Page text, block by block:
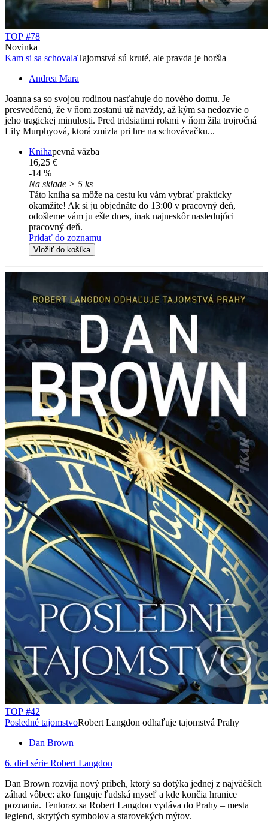
TOP #78
Novinka
Kam si sa schovalaTajomstvá sú kruté, ale pravda je horšia
Andrea Mara
Joanna sa so svojou rodinou nasťahuje do nového domu. Je
presvedčená, že v ňom zostanú už navždy, až kým sa nedozvie o
jeho tragickej minulosti. Pred tridsiatimi rokmi v ňom žila trojročná
Lily Murphyová, ktorá zmizla pri hre na schovávačku...
Knihapevná väzba
16,25 €
-14 %
Na sklade > 5 ks
Táto kniha sa môže na cestu ku vám vybrať prakticky
okamžite! Ak si ju objednáte do 13:00 v pracovný deň,
odošleme vám ju ešte dnes, inak najneskôr nasledujúci
pracovný deň.
Pridať do zoznamu
Vložiť do košíka
TOP #42
Posledné tajomstvoRobert Langdon odhaľuje tajomstvá Prahy
Dan Brown
6. diel série Robert Langdon
Dan Brown rozvíja nový príbeh, ktorý sa dotýka jednej z najväčších
záhad vôbec: ako funguje ľudská myseľ a kde končia hranice
poznania. Tentoraz sa Robert Langdon vydáva do Prahy – mesta
legiend, skrytých symbolov a starovekých mýtov.